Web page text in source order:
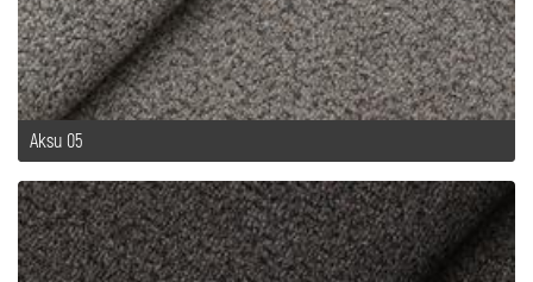
Aksu 05